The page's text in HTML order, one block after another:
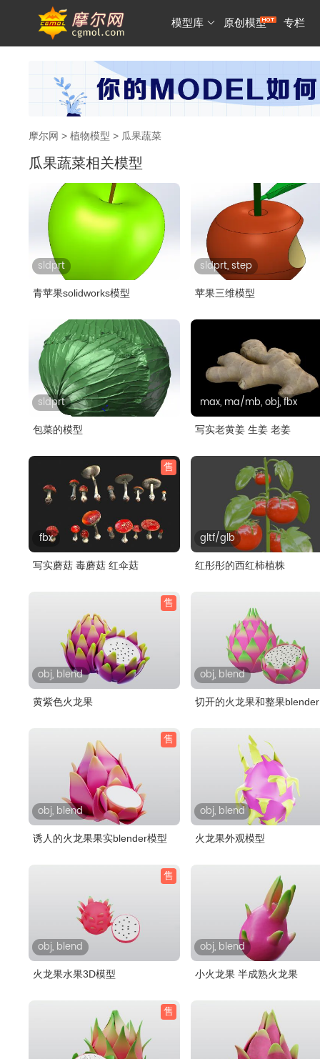
模型库 原创模型 专栏
摩尔网 > 植物模型 > 瓜果蔬菜
瓜果蔬菜相关模型
sldprt
青苹果solidworks模型
sldprt, step
苹果三维模型
sldprt
包菜的模型
max, ma/mb, obj, fbx
写实老黄姜 生姜 老姜
售
fbx
写实蘑菇 毒蘑菇 红伞菇
gltf/glb
红彤彤的西红柿植株
售
obj, blend
黄紫色火龙果
obj, blend
切开的火龙果和整果
售
obj, blend
诱人的火龙果果实blender模型
obj, blend
火龙果外观模型
售
obj, blend
火龙果水果3D模型
obj, blend
小火龙果 半成熟火龙果
售